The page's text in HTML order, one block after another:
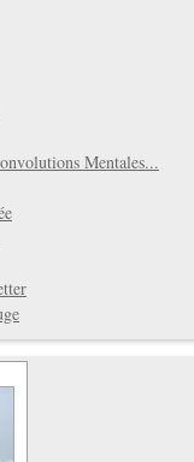
Mentales...